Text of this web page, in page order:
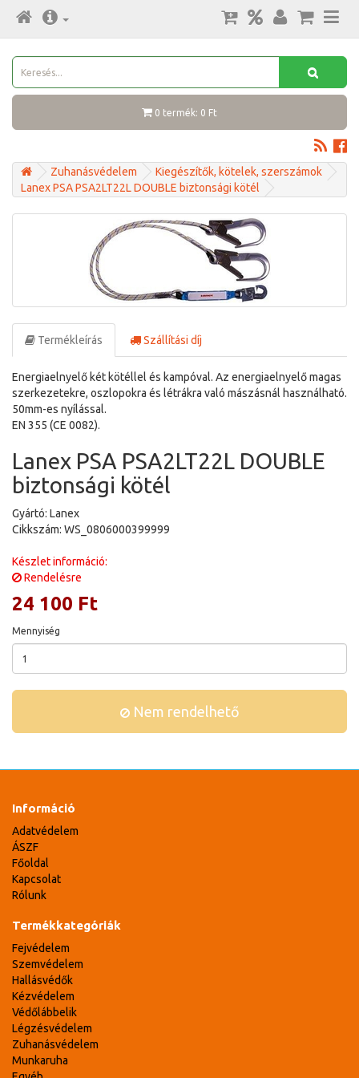
0 termék: 0 Ft
Zuhanásvédelem
Kiegészítők, kötelek, szerszámok
Lanex PSA PSA2LT22L DOUBLE biztonsági kötél
Termékleírás Szállítási díj
Energiaelnyelő két kötéllel és kampóval. Az energiaelnyelő magas
szerkezetekre, oszlopokra és létrákra való mászásnál használható.
50mm-es nyílással.
EN 355 (CE 0082).
Lanex PSA PSA2LT22L DOUBLE
biztonsági kötél
Gyártó: Lanex
Cikkszám: WS_0806000399999
Készlet információ:
Rendelésre
24 100 Ft
Mennyiség
Nem rendelhető
Információ
Adatvédelem
ÁSZF
Főoldal
Kapcsolat
Rólunk
Termékkategóriák
Fejvédelem
Szemvédelem
Hallásvédők
Kézvédelem
Védőlábbelik
Légzésvédelem
Zuhanásvédelem
Munkaruha